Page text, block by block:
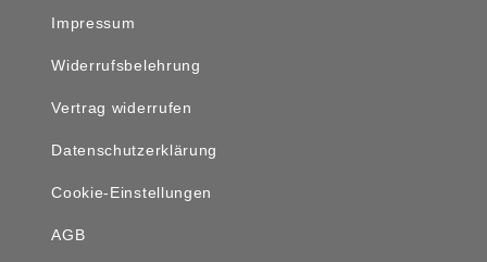
Impressum
Widerrufsbelehrung
Vertrag widerrufen
Datenschutzerklärung
Cookie-Einstellungen
AGB